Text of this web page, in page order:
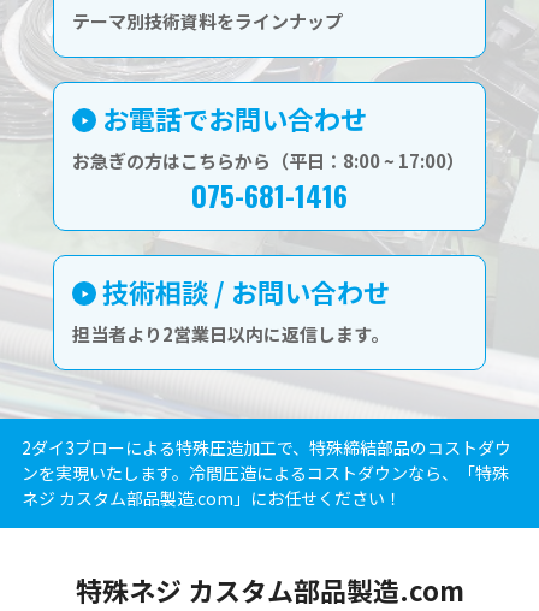
テーマ別技術資料をラインナップ
お電話でお問い合わせ
お急ぎの方はこちらから（平日：8:00 ~ 17:00）
075-681-1416
技術相談 / お問い合わせ
担当者より2営業日以内に返信します。
2ダイ3ブローによる特殊圧造加工で、特殊締結部品のコストダウ
ンを実現いたします。冷間圧造によるコストダウンなら、「特殊
ネジ カスタム部品製造.com」にお任せください！
特殊ネジ カスタム部品製造.com